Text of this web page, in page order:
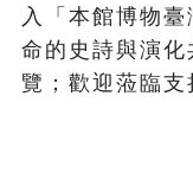
入「本館博物
命的史詩與演
覽；歡迎蒞臨